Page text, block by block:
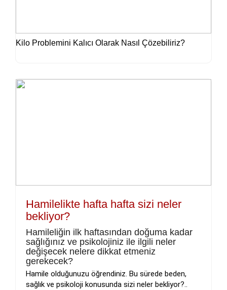
Kilo Problemini Kalıcı Olarak Nasıl Çözebiliriz?
Hamilelikte hafta hafta sizi neler
bekliyor?
Hamileliğin ilk haftasından doğuma kadar
sağlığınız ve psikolojiniz ile ilgili neler
değişecek nelere dikkat etmeniz
gerekecek?
Hamile olduğunuzu öğrendiniz. Bu sürede beden,
sağlık ve psikoloji konusunda sizi neler bekliyor?..